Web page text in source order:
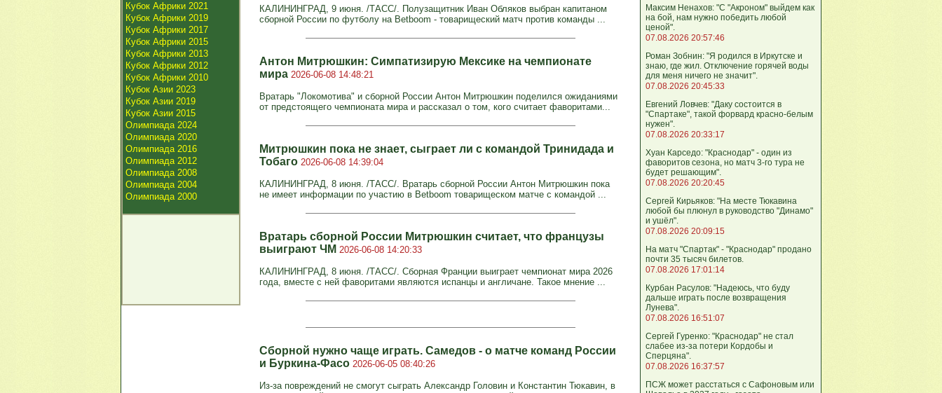
Кубок Африки 2021
Кубок Африки 2019
Кубок Африки 2017
Кубок Африки 2015
Кубок Африки 2013
Кубок Африки 2012
Кубок Африки 2010
Кубок Азии 2023
Кубок Азии 2019
Кубок Азии 2015
Олимпиада 2024
Олимпиада 2020
Олимпиада 2016
Олимпиада 2012
Олимпиада 2008
Олимпиада 2004
Олимпиада 2000
КАЛИНИНГРАД, 9 июня. /ТАСС/. Полузащитник Иван Обляков выбран капитаном
сборной России по футболу на Betboom - товарищеский матч против команды ...
Антон Митрюшкин: Симпатизирую Мексике на чемпионате
мира 2026-06-08 14:48:21
Вратарь "Локомотива" и сборной России Антон Митрюшкин поделился ожиданиями
от предстоящего чемпионата мира и рассказал о том, кого считает фаворитами...
Митрюшкин пока не знает, сыграет ли с командой Тринидада и
Тобаго 2026-06-08 14:39:04
КАЛИНИНГРАД, 8 июня. /ТАСС/. Вратарь сборной России Антон Митрюшкин пока
не имеет информации по участию в Betboom товарищеском матче с командой ...
Вратарь сборной России Митрюшкин считает, что французы
выиграют ЧМ 2026-06-08 14:20:33
КАЛИНИНГРАД, 8 июня. /ТАСС/. Сборная Франции выиграет чемпионат мира 2026
года, вместе с ней фаворитами являются испанцы и англичане. Такое мнение ...
Сборной нужно чаще играть. Самедов - о матче команд России
и Буркина-Фасо 2026-06-05 08:40:26
Из-за повреждений не смогут сыграть Александр Головин и Константин Тюкавин, в
Максим Ненахов: "С "Акроном" выйдем как
на бой, нам нужно победить любой
ценой".
07.08.2026 20:57:46
Роман Зобнин: "Я родился в Иркутске и
знаю, где жил. Отключение горячей воды
для меня ничего не значит".
07.08.2026 20:45:33
Евгений Ловчев: "Даку состоится в
"Спартаке", такой форвард красно-белым
нужен".
07.08.2026 20:33:17
Хуан Карседо: "Краснодар" - один из
фаворитов сезона, но матч 3-го тура не
будет решающим".
07.08.2026 20:20:45
Сергей Кирьяков: "На месте Тюкавина
любой бы плюнул в руководство "Динамо"
и ушёл".
07.08.2026 20:09:15
На матч "Спартак" - "Краснодар" продано
почти 35 тысяч билетов.
07.08.2026 17:01:14
Курбан Расулов: "Надеюсь, что буду
дальше играть после возвращения
Лунева".
07.08.2026 16:51:07
Сергей Гуренко: "Краснодар" не стал
слабее из-за потери Кордобы и
Сперцяна".
07.08.2026 16:37:57
ПСЖ может расстаться с Сафоновым или